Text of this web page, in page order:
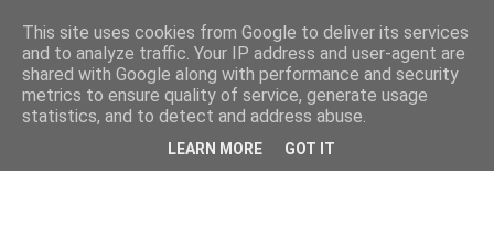
This site uses cookies from Google to deliver its services
and to analyze traffic. Your IP address and user-agent are
shared with Google along with performance and security
metrics to ensure quality of service, generate usage
statistics, and to detect and address abuse.
LEARN MORE GOT IT